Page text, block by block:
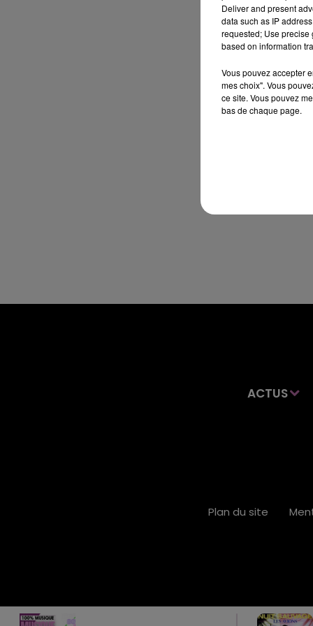
ACTUS
Plan du site
Deliver and present
data such as IP
requested; Use precise
based on information
Vous pouvez accepter
mes choix". Vous
ce site. Vous pouvez
bas de chaque page.